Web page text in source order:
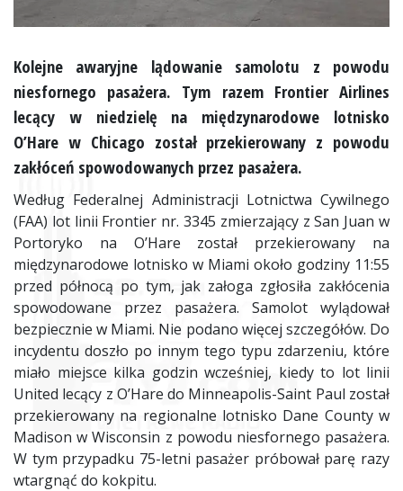
Kolejne awaryjne lądowanie samolotu z powodu
niesfornego pasażera. Tym razem Frontier Airlines
lecący w niedzielę na międzynarodowe lotnisko
O’Hare w Chicago został przekierowany z powodu
zakłóceń spowodowanych przez pasażera.
Według Federalnej Administracji Lotnictwa Cywilnego
(FAA) lot linii Frontier nr. 3345 zmierzający z San Juan w
Portoryko na O’Hare został przekierowany na
międzynarodowe lotnisko w Miami około godziny 11:55
przed północą po tym, jak załoga zgłosiła zakłócenia
spowodowane przez pasażera. Samolot wylądował
bezpiecznie w Miami. Nie podano więcej szczegółów. Do
incydentu doszło po innym tego typu zdarzeniu, które
miało miejsce kilka godzin wcześniej, kiedy to lot linii
United lecący z O’Hare do Minneapolis-Saint Paul został
przekierowany na regionalne lotnisko Dane County w
Madison w Wisconsin z powodu niesfornego pasażera.
W tym przypadku 75-letni pasażer próbował parę razy
wtargnąć do kokpitu.